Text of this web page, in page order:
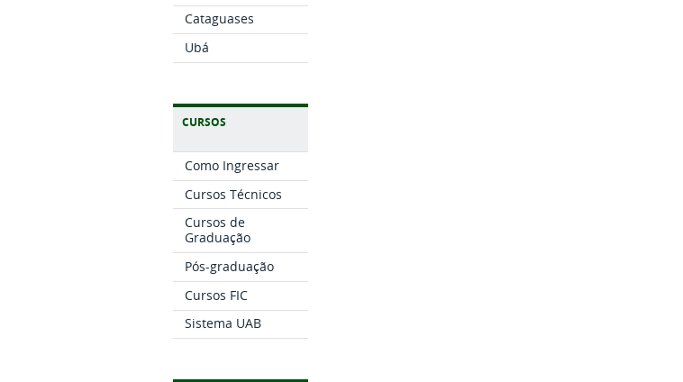
Cataguases
Ubá
CURSOS
Como Ingressar
Cursos Técnicos
Cursos de
Graduação
Pós-graduação
Cursos FIC
Sistema UAB